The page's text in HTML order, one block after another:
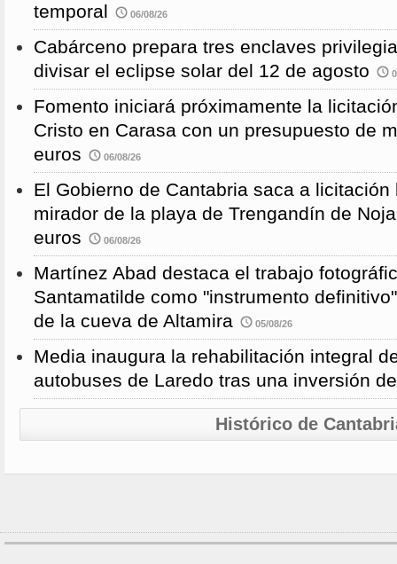
temporal
06/08/26
Cabárceno prepara tres enclaves
divisar el eclipse solar del 12 de agosto
Fomento iniciará próximamente la
Cristo en Carasa con un presupuesto de
euros
06/08/26
El Gobierno de Cantabria saca a
mirador de la playa de Trengandín de
euros
06/08/26
Martínez Abad destaca el trabajo
Santamatilde como "instrumento
de la cueva de Altamira
05/08/26
Media inaugura la rehabilitación integral
autobuses de Laredo tras una inversión
Histórico de